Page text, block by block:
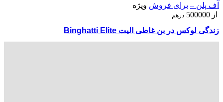
آف پلن – برای فروش ویژه
از 500000 درهم
زندگی لوکس در بن غاطی الیت Binghatti Elite